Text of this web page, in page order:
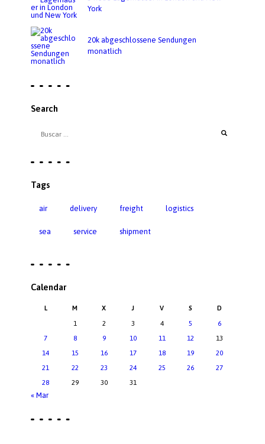
York
20k abgeschlossene Sendungen
monatlich
Search
Tags
air delivery freight logistics
sea service shipment
Calendar
L M X J V S
D
1
2 3 4 5
6
7
8 9 10 11 12
13
14
15 16 17 18 19
20
21
22 23 24 25 26
27
28
29 30 31
« Mar